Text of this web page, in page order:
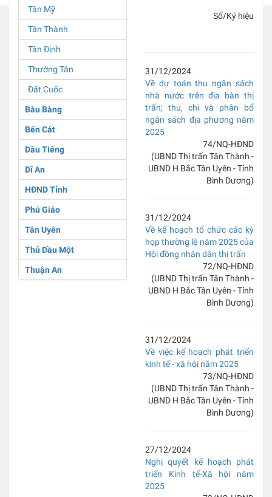
Tân Mỹ
Tân Thành
Tân Định
Thường Tân
Đất Cuốc
Bàu Bàng
Bến Cát
Dầu Tiếng
Dĩ An
HĐND Tỉnh
Phú Giáo
Tân Uyên
Thủ Dầu Một
Thuận An
Số/Ký hiệu
31/12/2024
Về dự toán thu ngân sách
nhà nước trên địa bàn thị
trấn; thu, chi và phân bổ
ngân sách địa phương năm
2025
74/NQ-HĐND
(UBND Thị trấn Tân Thành -
UBND H Bắc Tân Uyên - Tỉnh
Bình Dương)
31/12/2024
Về kế hoạch tổ chức các kỳ
họp thường lệ năm 2025 của
Hội đồng nhân dân thị trấn
72/NQ-HĐND
(UBND Thị trấn Tân Thành -
UBND H Bắc Tân Uyên - Tỉnh
Bình Dương)
31/12/2024
Về việc kế hoạch phát triển
kinh tế - xã hội năm 2025
73/NQ-HĐND
(UBND Thị trấn Tân Thành -
UBND H Bắc Tân Uyên - Tỉnh
Bình Dương)
27/12/2024
Nghị quyết kế hoạch phát
triển Kinh tế-Xã hội năm
2025